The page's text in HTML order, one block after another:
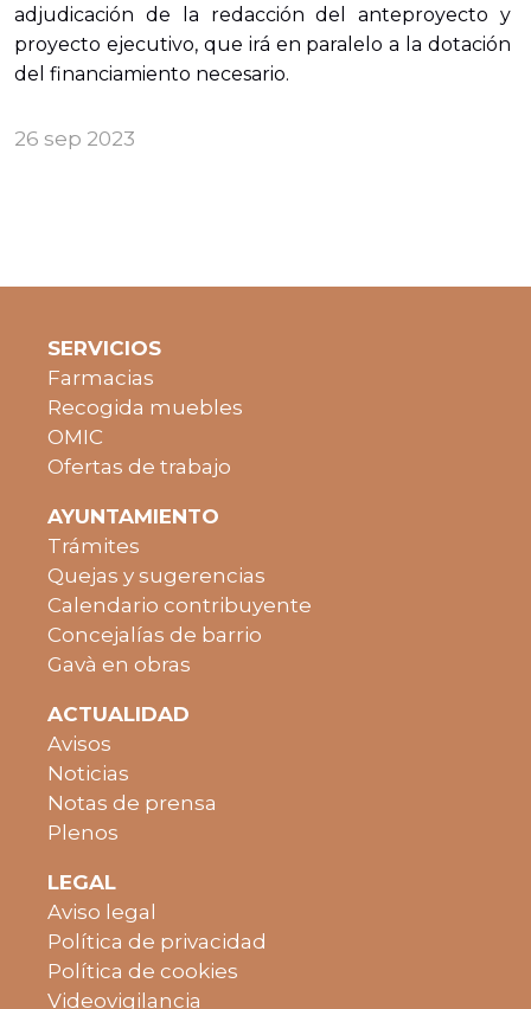
adjudicación de la redacción del anteproyecto y
proyecto ejecutivo, que irá en paralelo a la dotación
del financiamiento necesario.
26 sep 2023
SERVICIOS
Farmacias
Recogida muebles
OMIC
Ofertas de trabajo
AYUNTAMIENTO
Trámites
Quejas y sugerencias
Calendario contribuyente
Concejalías de barrio
Gavà en obras
ACTUALIDAD
Avisos
Noticias
Notas de prensa
Plenos
LEGAL
Aviso legal
Política de privacidad
Política de cookies
Videovigilancia